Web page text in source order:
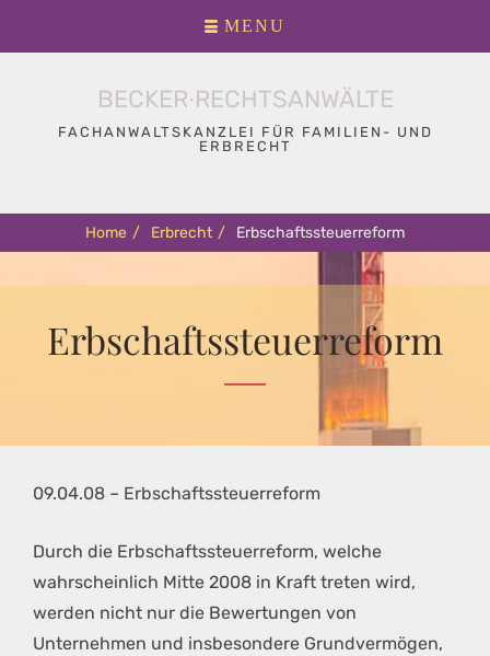
MENU
BECKER∙RECHTSANWÄLTE
FACHANWALTSKANZLEI FÜR FAMILIEN- UND
ERBRECHT
Home / Erbrecht / Erbschaftssteuerreform
Erbschaftssteuerreform
09.04.08 – Erbschaftssteuerreform
Durch die Erbschaftssteuerreform, welche
wahrscheinlich Mitte 2008 in Kraft treten wird,
werden nicht nur die Bewertungen von
Unternehmen und insbesondere Grundvermögen,